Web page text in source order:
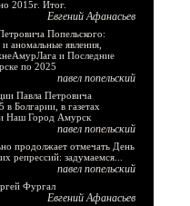
2015г. Итог.
Евгений Афанасьев
Попельского:
аномальные явления,
и Последние
по 2025
павел попельский
Павла Петровича
Болгарии, в газетах
и Наш Город Амурск
павел попельский
продолжает отмечать День
репрессий: задумаемся...
павел попельский
Фургал
Евгений Афанасьев